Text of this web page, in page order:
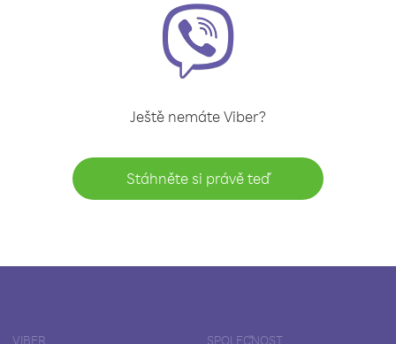
Ještě nemáte Viber?
Stáhněte si právě teď
VIBER SPOLEČNOST